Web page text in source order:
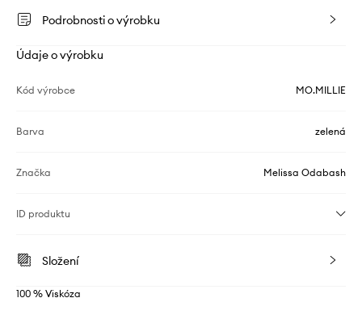
Podrobnosti o výrobku
Údaje o výrobku
Kód výrobce MO.MILLIE
Barva zelená
Značka Melissa Odabash
ID produktu
Složení
100 % Viskóza